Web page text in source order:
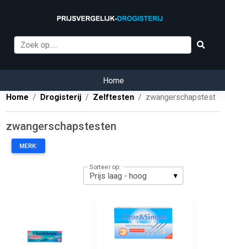
Home
Home
Drogisterij Zelftesten zwangerschapstest
zwangerschapstesten
MERK:
Sorteer op: